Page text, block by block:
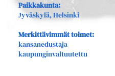
Paikkakunta:
Jyväskylä, Helsinki
Merkittävimmät toimet:
kansanedustaja
kaupunginvaltuutettu